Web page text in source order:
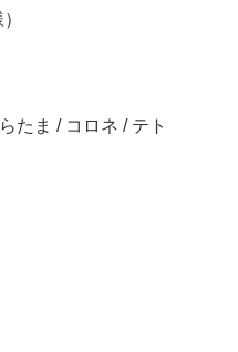
たま / コロネ / テト